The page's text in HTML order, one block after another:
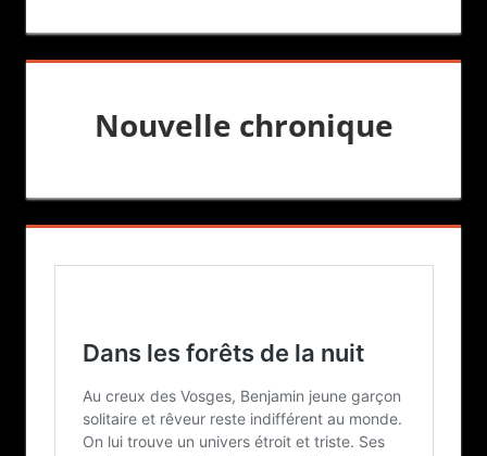
Nouvelle chronique